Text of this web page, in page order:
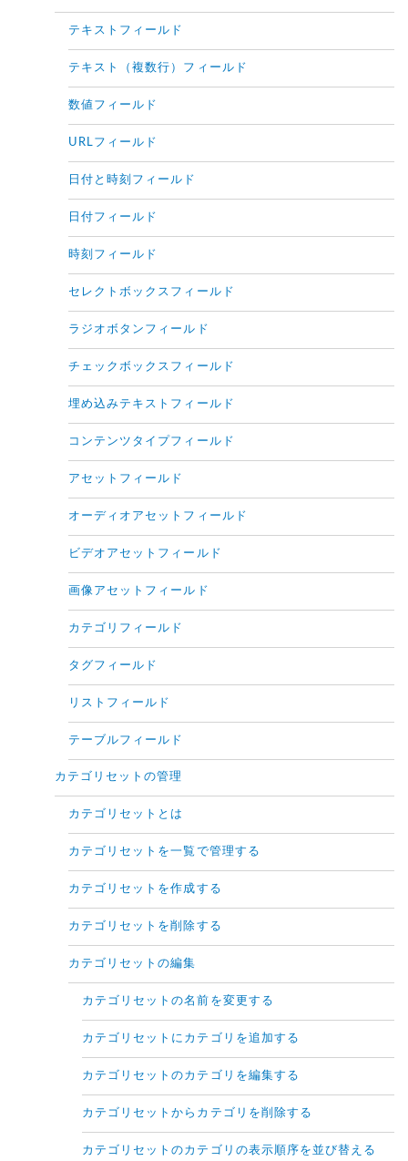
テキストフィールド
テキスト（複数行）フィールド
数値フィールド
URLフィールド
日付と時刻フィールド
日付フィールド
時刻フィールド
セレクトボックスフィールド
ラジオボタンフィールド
チェックボックスフィールド
埋め込みテキストフィールド
コンテンツタイプフィールド
アセットフィールド
オーディオアセットフィールド
ビデオアセットフィールド
画像アセットフィールド
カテゴリフィールド
タグフィールド
リストフィールド
テーブルフィールド
カテゴリセットの管理
カテゴリセットとは
カテゴリセットを一覧で管理する
カテゴリセットを作成する
カテゴリセットを削除する
カテゴリセットの編集
カテゴリセットの名前を変更する
カテゴリセットにカテゴリを追加する
カテゴリセットのカテゴリを編集する
カテゴリセットからカテゴリを削除する
カテゴリセットのカテゴリの表示順序を並び替える